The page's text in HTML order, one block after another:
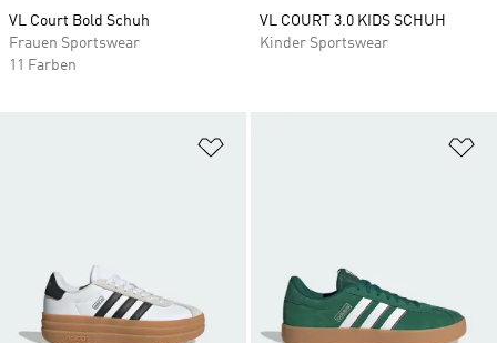
VL Court Bold Schuh
Frauen Sportswear
11 Farben
VL COURT 3.0 KIDS SCHUH
Kinder Sportswear